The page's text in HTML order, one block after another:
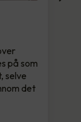
på som
selve
det